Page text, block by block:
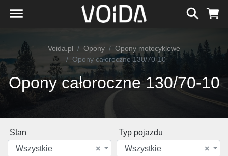
Voida.pl Opony
Opony motocyklowe
Opony całoroczne 130/70-10
Opony całoroczne 130/70-10
Stan
×
Wszystkie
Typ pojazdu
×
Wszystkie